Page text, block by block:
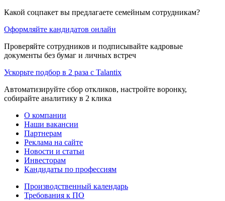
Какой соцпакет вы предлагаете семейным сотрудникам?
Оформляйте кандидатов онлайн
Проверяйте сотрудников и подписывайте кадровые
документы без бумаг и личных встреч
Ускорьте подбор в 2 раза с Talantix
Автоматизируйте сбор откликов, настройте воронку,
собирайте аналитику в 2 клика
О компании
Наши вакансии
Партнерам
Реклама на сайте
Новости и статьи
Инвесторам
Кандидаты по профессиям
Производственный календарь
Требования к ПО